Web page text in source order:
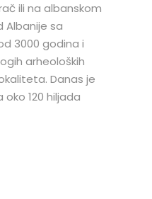
ili na albanskom
Albanije sa
3000 godina i
arheoloških
Danas je
120 hiljada